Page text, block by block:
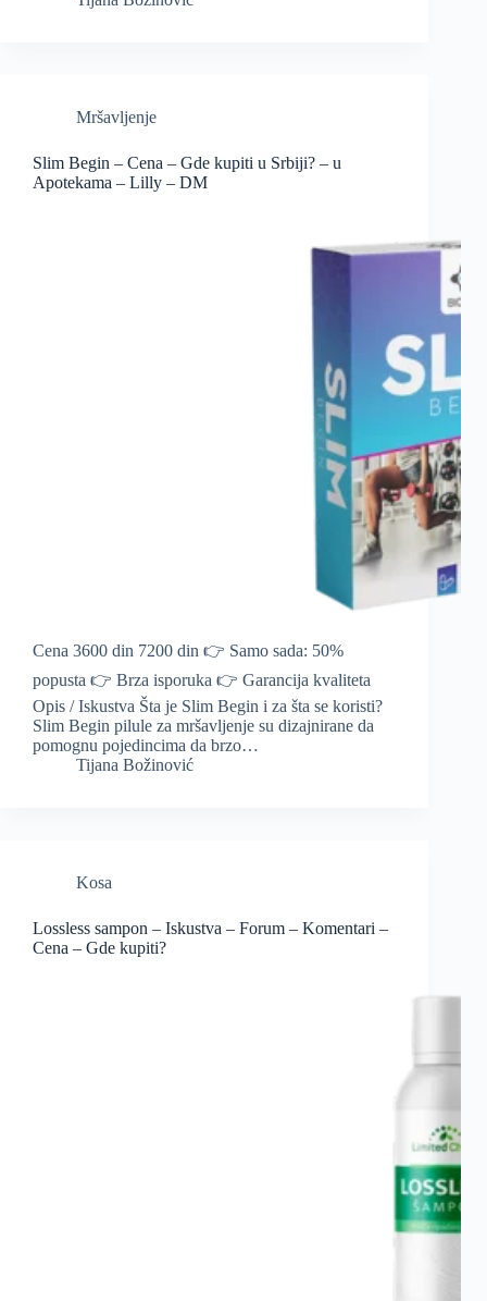
Mršavljenje
Slim Begin – Cena – Gde kupiti u Srbiji? – u
Apotekama – Lilly – DM
Cena 3600 din 7200 din 👉 Samo sada: 50%
popusta 👉 Brza isporuka 👉 Garancija kvaliteta
Opis / Iskustva Šta je Slim Begin i za šta se koristi?
Slim Begin pilule za mršavljenje su dizajnirane da
pomognu pojedincima da brzo…
Tijana Božinović
Kosa
Lossless sampon – Iskustva – Forum – Komentari –
Cena – Gde kupiti?